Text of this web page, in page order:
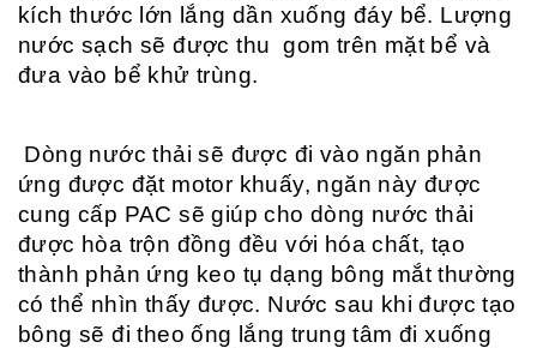
kích thước lớn lắng dần xuống đáy bể. Lượng
nước sạch sẽ được thu gom trên mặt bể và
đưa vào bể khử trùng.
Dòng nước thải sẽ được đi vào ngăn phản
ứng được đặt motor khuấy, ngăn này được
cung cấp PAC sẽ giúp cho dòng nước thải
được hòa trộn đồng đều với hóa chất, tạo
thành phản ứng keo tụ dạng bông mắt thường
có thể nhìn thấy được. Nước sau khi được tạo
bông sẽ đi theo ống lắng trung tâm đi xuống